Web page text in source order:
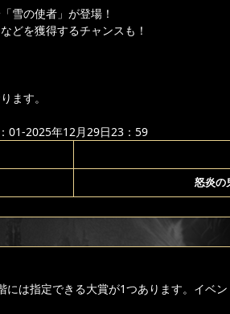
雪の使者」が登場！
どを獲得するチャンスも！
ます。
01-2025年12月29日23：59
怒炎の
には指定できる大賞が1つあります。イベ